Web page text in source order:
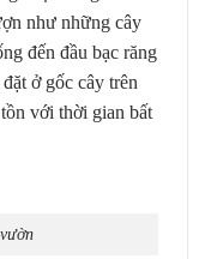
như những cây
đến đầu bạc răng
ở gốc cây trên
với thời gian bất